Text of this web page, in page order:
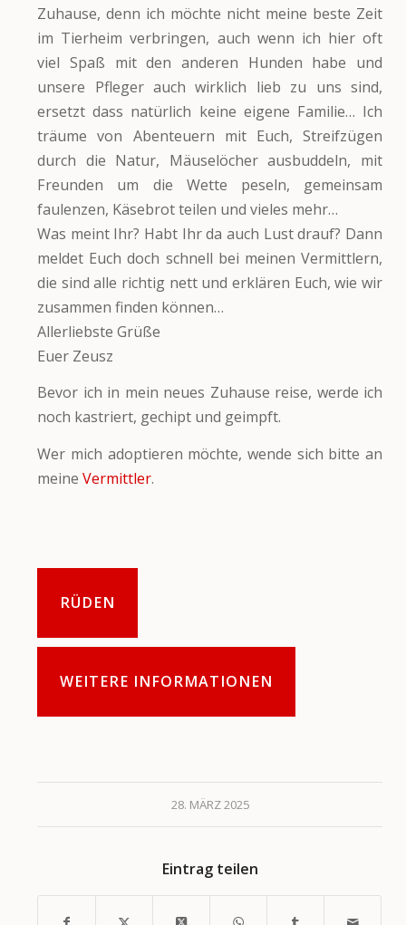
Zuhause, denn ich möchte nicht meine beste Zeit
im Tierheim verbringen, auch wenn ich hier oft
viel Spaß mit den anderen Hunden habe und
unsere Pfleger auch wirklich lieb zu uns sind,
ersetzt dass natürlich keine eigene Familie… Ich
träume von Abenteuern mit Euch, Streifzügen
durch die Natur, Mäuselöcher ausbuddeln, mit
Freunden um die Wette peseln, gemeinsam
faulenzen, Käsebrot teilen und vieles mehr…
Was meint Ihr? Habt Ihr da auch Lust drauf? Dann
meldet Euch doch schnell bei meinen Vermittlern,
die sind alle richtig nett und erklären Euch, wie wir
zusammen finden können…
Allerliebste Grüße
Euer Zeusz
Bevor ich in mein neues Zuhause reise, werde ich
noch kastriert, gechipt und geimpft.
Wer mich adoptieren möchte, wende sich bitte an
meineVermittler.
RÜDEN
WEITERE INFORMATIONEN
28. MÄRZ 2025
Eintrag teilen